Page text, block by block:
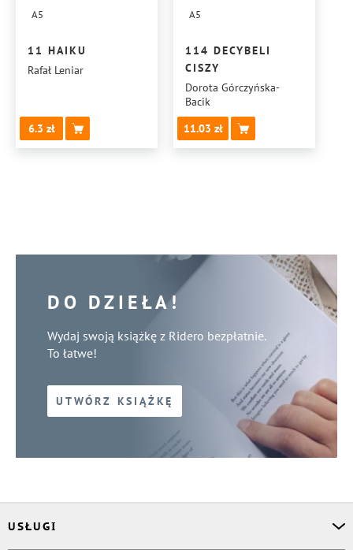
A5
11 HAIKU
Rafał Leniar
6.3
A5
114 DECYBELI
CISZY
Dorota Górczyńska-
Bacik
11.03
DO DZIEŁA!
Wydaj swoją książkę z Ridero bezpłatnie.
To łatwe!
UTWÓRZ KSIĄŻKĘ
USŁUGI